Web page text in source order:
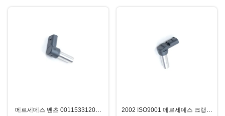
메르세데스 벤츠 0011533120을
2002 ISO9001 메르세데스 크랭크